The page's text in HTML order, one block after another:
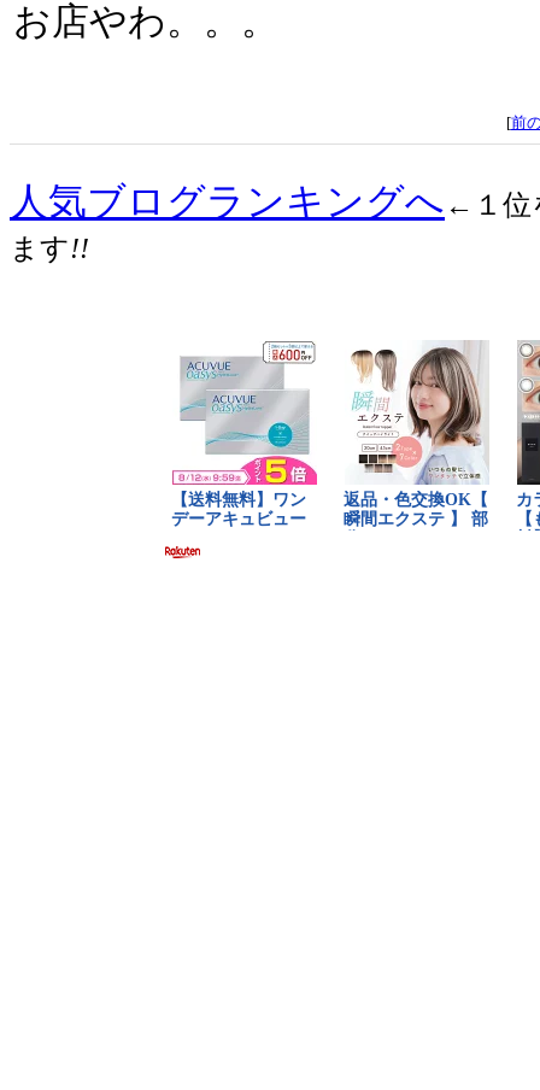
お店やわ。。。
[前
人気ブログランキングへ ←１位
ます!!